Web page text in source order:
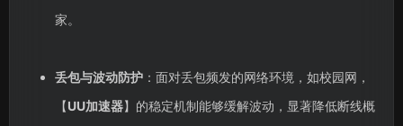
家。
丢包与波动防护：面对丢包频发的网络环境，如校园网，
【UU加速器】的稳定机制能够缓解波动，显著降低断线概